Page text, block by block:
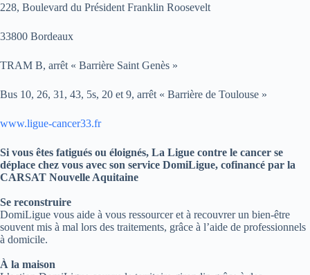
228, Boulevard du Président Franklin Roosevelt
33800 Bordeaux
TRAM B, arrêt « Barrière Saint Genès »
Bus 10, 26, 31, 43, 5s, 20 et 9, arrêt « Barrière de Toulouse »
www.ligue-cancer33.fr
Si vous êtes fatigués ou éloignés, La Ligue contre le cancer se
déplace chez vous avec son service DomiLigue, cofinancé par la
CARSAT Nouvelle Aquitaine
Se reconstruire
DomiLigue vous aide à vous ressourcer et à recouvrer un bien-être
souvent mis à mal lors des traitements, grâce à l’aide de professionnels
à domicile.
À la maison